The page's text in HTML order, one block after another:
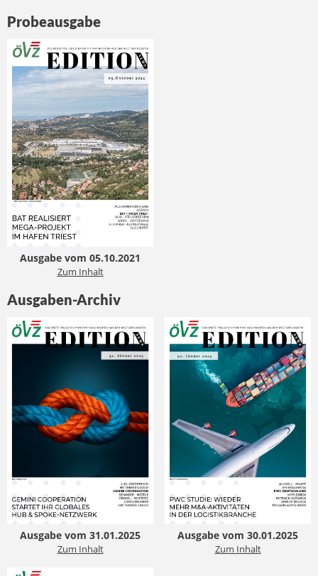
Probeausgabe
Ausgabe vom 05.10.2021
Zum Inhalt
Ausgaben-Archiv
Ausgabe vom 31.01.2025
Zum Inhalt
Ausgabe vom 30.01.2025
Zum Inhalt